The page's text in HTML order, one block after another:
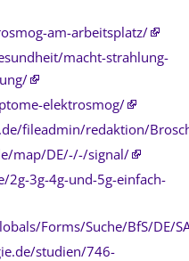
am-arbeitsplatz/
macht-strahlung-
elektrosmog/
fileadmin/redaktion/
map/DE/-/-/signal/
3g-4g-und-5g-einfach-
Forms/Suche/BfS/DE/
studien/746-